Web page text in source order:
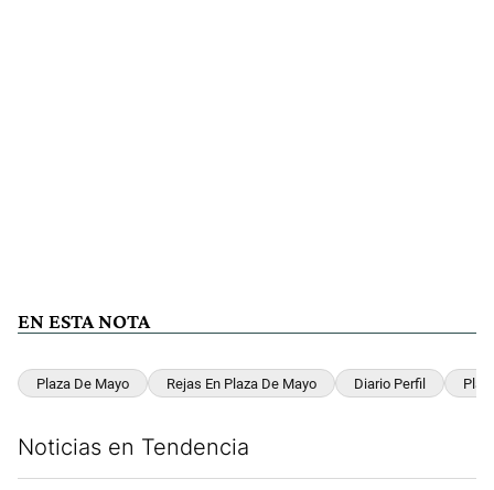
EN ESTA NOTA
Plaza De Mayo Rejas En Plaza De Mayo Diario Perfil
Noticias en Tendencia